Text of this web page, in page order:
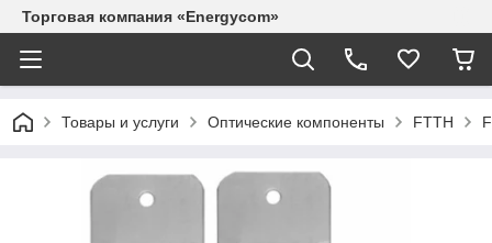
Торговая компания «Energycom»
Товары и услуги Оптические компоненты FTTH